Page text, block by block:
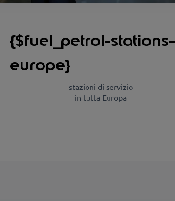
{$fuel_petrol-stations-
europe}
stazioni di servizio
in tutta Europa